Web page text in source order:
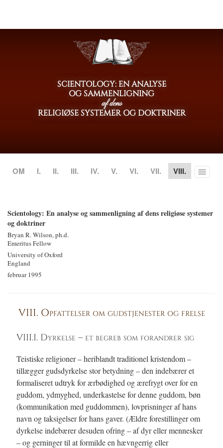
SCIENTOLOGY: EN ANALYSE
OG SAMMENLIGNING
af dens
RELIGIØSE SYSTEMER OG DOKTRINER
OM I. II. III. IV. V. VI. VII. VIII. Toggle
Scientology: En analyse og sammenligning af dens religiøse systemer
og doktriner
Bryan R. Wilson, ph.d.
Emeritus Fellow
University of Oxford
England
februar 1995
VIII. Opfattelser om gudstjenester og frelse
VIII.I. Dyrkelse – et begreb som forandrer sig
Teistiske religioner – heriblandt traditionel kristendom –
tillægger gudsdyrkelse stor betydning – den indebærer et
formaliseret udtryk for ærbødighed og ærefrygt over for en
guddom, ydmyghed, underkastelse for denne guddom, bøn
(kommunikation med guddommen), lovprisninger af hans
navn og taksigelser for hans gaver. (Ældre forestillinger om
dyrkelse indebærer desuden ofring – af dyr eller mennesker
– og gerninger til at formilde en hævngerrig eller